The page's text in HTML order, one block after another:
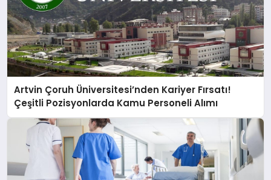
Artvin Çoruh Üniversitesi’nden Kariyer Fırsatı!
Çeşitli Pozisyonlarda Kamu Personeli Alımı